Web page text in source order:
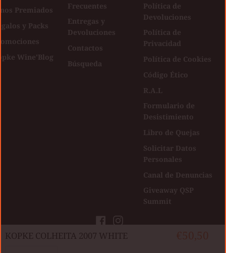
​KOPKE COLHEITA 2007 WHITE
Premiados
y Packs
Wine'Blog
Frecuentes
Entregas y
Devoluciones
Contactos
Búsqueda
Política de
Devoluciones
Política de
Privacidad
Política de Cookies
Código Ético
R.A.L
Formulario de
Desistimiento
Libro de Quejas
Solicitar Datos
Personales
Canal de Denuncias
Giveaway QSP
Summit
FacebookInstagram